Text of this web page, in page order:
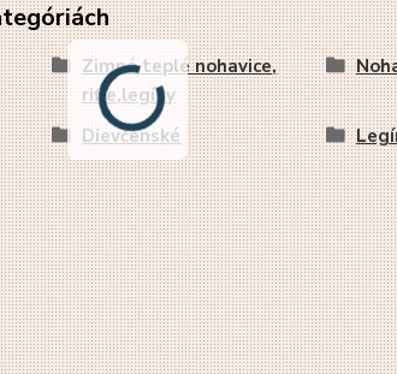
Zimné teplé nohavice,
rifle,legíny
Dievčenské